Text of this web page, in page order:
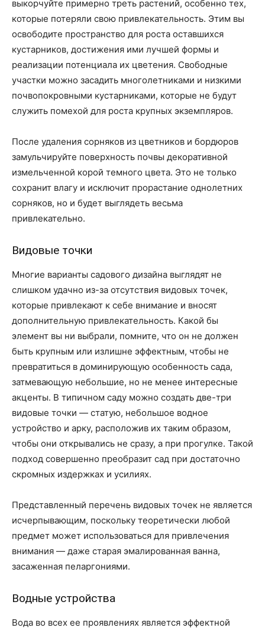
выкорчуйте примерно треть растений, особенно тех,
которые потеряли свою привлекательность. Этим вы
освободите пространство для роста оставшихся
кустарников, достижения ими лучшей формы и
реализации потенциала их цветения. Свободные
участки можно засадить многолетниками и низкими
почвопокровными кустарниками, которые не будут
служить помехой для роста крупных экземпляров.
После удаления сорняков из цветников и бордюров
замульчируйте поверхность почвы декоративной
измельченной корой темного цвета. Это не только
сохранит влагу и исключит прорастание однолетних
сорняков, но и будет выглядеть весьма
привлекательно.
Видовые точки
Многие варианты садового дизайна выглядят не
слишком удачно из-за отсутствия видовых точек,
которые привлекают к себе внимание и вносят
дополнительную привлекательность. Какой бы
элемент вы ни выбрали, помните, что он не должен
быть крупным или излишне эффектным, чтобы не
превратиться в доминирующую особенность сада,
затмевающую небольшие, но не менее интересные
акценты. В типичном саду можно создать две-три
видовые точки — статую, небольшое водное
устройство и арку, расположив их таким образом,
чтобы они открывались не сразу, а при прогулке. Такой
подход совершенно преобразит сад при достаточно
скромных издержках и усилиях.
Представленный перечень видовых точек не является
исчерпывающим, поскольку теоретически любой
предмет может использоваться для привлечения
внимания — даже старая эмалированная ванна,
засаженная пеларгониями.
Водные устройства
Вода во всех ее проявлениях является эффектной